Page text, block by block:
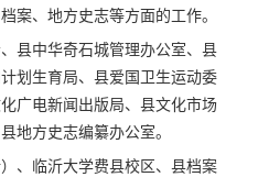
案、地方史志等方面的工作。
县中华奇石城管理办公室、县
划生育局、县爱国卫生运动委
广电新闻出版局、县文化市场
地方史志编纂办公室。
、临沂大学费县校区、县档案